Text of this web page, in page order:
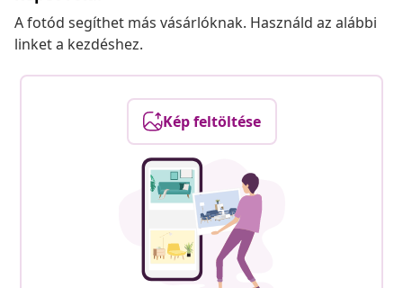
A fotód segíthet más vásárlóknak. Használd az alábbi
linket a kezdéshez.
Kép feltöltése